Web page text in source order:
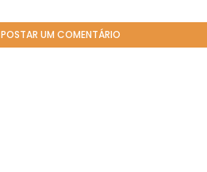
POSTAR UM COMENTÁRIO